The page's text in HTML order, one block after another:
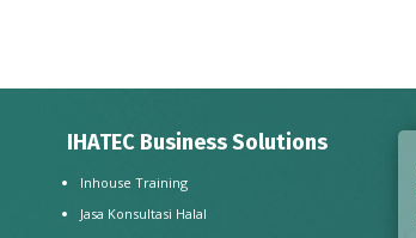
IHATEC Business Solutions
Inhouse Training
Jasa Konsultasi Halal